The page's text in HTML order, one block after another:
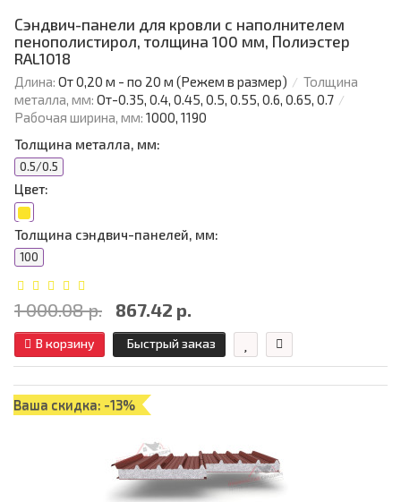
Сэндвич-панели для кровли с наполнителем
пенополистирол, толщина 100 мм, Полиэстер
RAL1018
Длина: От 0,20 м - по 20 м (Режем в размер)
Толщина
металла, мм: От-0.35, 0.4, 0.45, 0.5, 0.55, 0.6, 0.65, 0.7
Рабочая ширина, мм: 1000, 1190
Толщина металла, мм:
0.5/0.5
Цвет:
Толщина сэндвич-панелей, мм:
100
1 000.08 р. 867.42 р.
В корзину Быстрый заказ
Ваша скидка: -13%